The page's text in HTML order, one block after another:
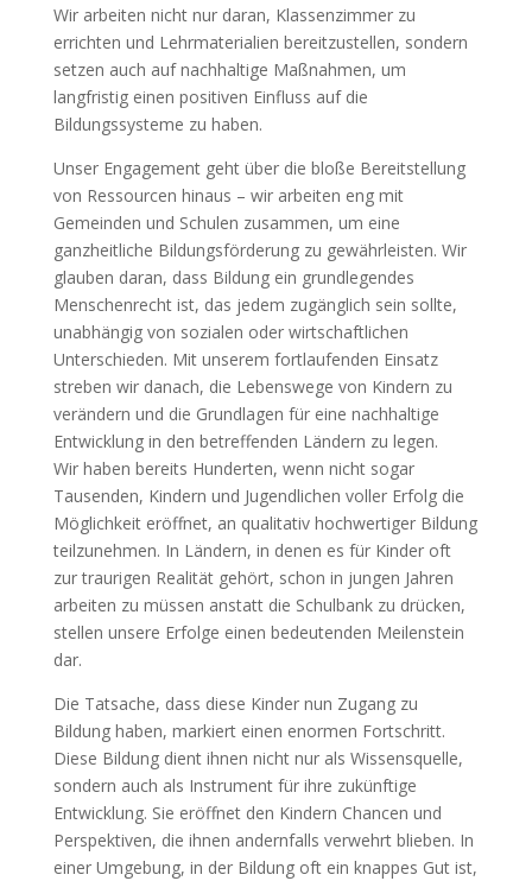
Wir arbeiten nicht nur daran, Klassenzimmer zu
errichten und Lehrmaterialien bereitzustellen, sondern
setzen auch auf nachhaltige Maßnahmen, um
langfristig einen positiven Einfluss auf die
Bildungssysteme zu haben.
Unser Engagement geht über die bloße Bereitstellung
von Ressourcen hinaus – wir arbeiten eng mit
Gemeinden und Schulen zusammen, um eine
ganzheitliche Bildungsförderung zu gewährleisten. Wir
glauben daran, dass Bildung ein grundlegendes
Menschenrecht ist, das jedem zugänglich sein sollte,
unabhängig von sozialen oder wirtschaftlichen
Unterschieden. Mit unserem fortlaufenden Einsatz
streben wir danach, die Lebenswege von Kindern zu
verändern und die Grundlagen für eine nachhaltige
Entwicklung in den betreffenden Ländern zu legen.
Wir haben bereits Hunderten, wenn nicht sogar
Tausenden, Kindern und Jugendlichen voller Erfolg die
Möglichkeit eröffnet, an qualitativ hochwertiger Bildung
teilzunehmen. In Ländern, in denen es für Kinder oft
zur traurigen Realität gehört, schon in jungen Jahren
arbeiten zu müssen anstatt die Schulbank zu drücken,
stellen unsere Erfolge einen bedeutenden Meilenstein
dar.
Die Tatsache, dass diese Kinder nun Zugang zu
Bildung haben, markiert einen enormen Fortschritt.
Diese Bildung dient ihnen nicht nur als Wissensquelle,
sondern auch als Instrument für ihre zukünftige
Entwicklung. Sie eröffnet den Kindern Chancen und
Perspektiven, die ihnen andernfalls verwehrt blieben. In
einer Umgebung, in der Bildung oft ein knappes Gut ist,